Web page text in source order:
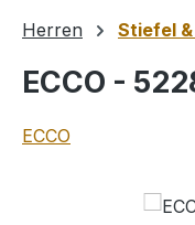
Herren Stiefel
ECCO -
ECCO
Bildergalerie